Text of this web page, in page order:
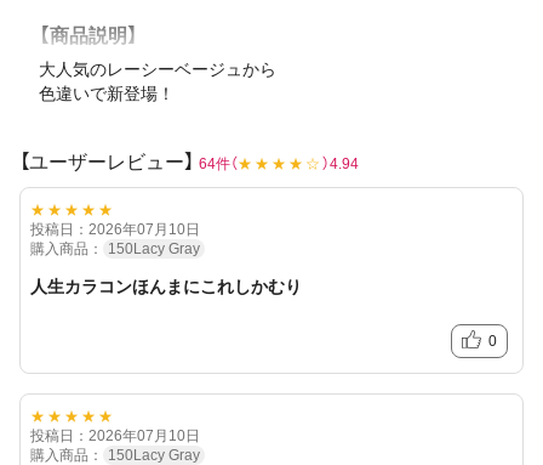
【商品説明】
大人気のレーシーベージュから
色違いで新登場！
ちゅるんとした透明感が毒っぽかわいい！
花粉症には一般的に花粉がつきにくいとされる
非イオン素材の低含水レンズがおすすめ！
ちゅるんとした透明感が毒っぽかわいい！
【ユーザーレビュー】 64件（★★★★☆ ）4.94
★★★★★
投稿日：2026年07月10日
購入商品：
150Lacy Gray
人生カラコンほんまにこれしかむり
0
★★★★★
投稿日：2026年07月10日
購入商品：
150Lacy Gray